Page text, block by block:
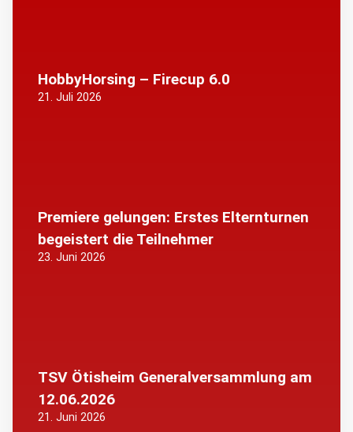
HobbyHorsing – Firecup 6.0
21. Juli 2026
Premiere gelungen: Erstes Elternturnen
begeistert die Teilnehmer
23. Juni 2026
TSV Ötisheim Generalversammlung am
12.06.2026
21. Juni 2026